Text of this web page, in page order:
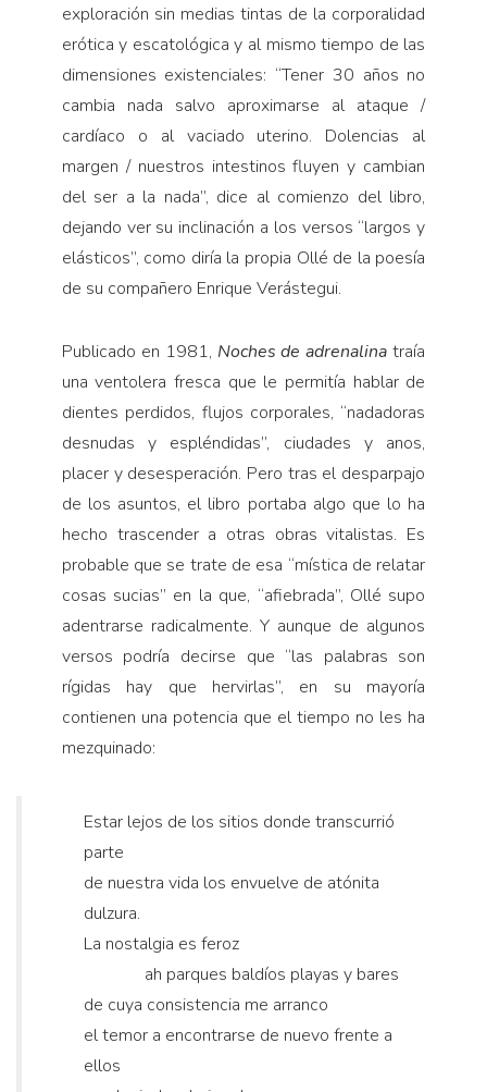
exploración sin medias tintas de la corporalidad
erótica y escatológica y al mismo tiempo de las
dimensiones existenciales: “Tener 30 años no
cambia nada salvo aproximarse al ataque /
cardíaco o al vaciado uterino. Dolencias al
margen / nuestros intestinos fluyen y cambian
del ser a la nada”, dice al comienzo del libro,
dejando ver su inclinación a los versos “largos y
elásticos”, como diría la propia Ollé de la poesía
de su compañero Enrique Verástegui.
Publicado en 1981, Noches de adrenalinatraía
una ventolera fresca que le permitía hablar de
dientes perdidos, flujos corporales, “nadadoras
desnudas y espléndidas”, ciudades y anos,
placer y desesperación. Pero tras el desparpajo
de los asuntos, el libro portaba algo que lo ha
hecho trascender a otras obras vitalistas. Es
probable que se trate de esa “mística de relatar
cosas sucias” en la que, “afiebrada”, Ollé supo
adentrarse radicalmente. Y aunque de algunos
versos podría decirse que “las palabras son
rígidas hay que hervirlas”, en su mayoría
contienen una potencia que el tiempo no les ha
mezquinado:
Estar lejos de los sitios donde transcurrió
parte
de nuestra vida los envuelve de atónita
dulzura.
La nostalgia es feroz
ah parques baldíos playas y bares
de cuya consistencia me arranco
el temor a encontrarse de nuevo frente a
ellos